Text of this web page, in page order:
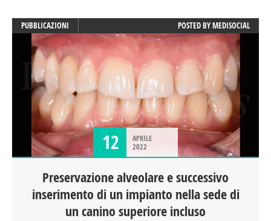
PUBBLICAZIONI POSTED BYMEDISOCIAL
12
APRILE
2022
Preservazione alveolare e successivo
inserimento di un impianto nella sede di
un canino superiore incluso